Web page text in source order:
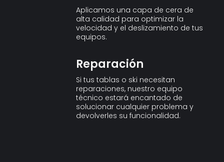
Aplicamos una capa de cera de
alta calidad para optimizar la
velocidad y el deslizamiento de tus
equipos.
Reparación
Si tus tablas o ski necesitan
reparaciones, nuestro equipo
técnico estará encantado de
solucionar cualquier problema y
devolverles su funcionalidad.